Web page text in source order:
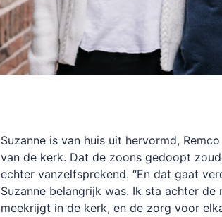
Suzanne is van huis uit hervormd,
van de kerk. Dat de zoons gedoopt
echter vanzelfsprekend. “En dat gaat
Suzanne belangrijk was. Ik sta achter de
meekrijgt in de kerk, en de zorg voor